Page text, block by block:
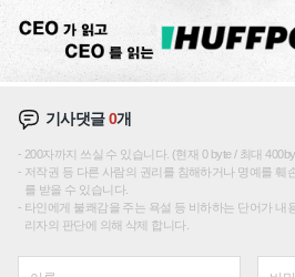
기사댓글0개
200자까지 쓰실 수 있습니다. (현재 0 byte / 최대
저작권 등 다른 사람의 권리를 침해하거나 명예를 훼
를 받을 수 있습니다.
타인에게 불쾌감을 주는 욕설 등 비하하는 단어가 내
리자의 판단에 의해 삭제 합니다.